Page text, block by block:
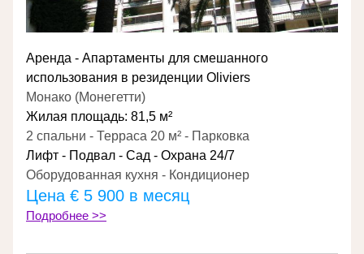
Аренда - Апартаменты для смешанного
использования в резиденции Oliviers
Монако (Монегетти)
Жилая площадь: 81,5 м²
2 спальни - Терраса 20 м² - Парковка
Лифт - Подвал - Сад - Охрана 24/7
Оборудованная кухня - Кондиционер
Цена € 5 900 в месяц
Подробнее >>